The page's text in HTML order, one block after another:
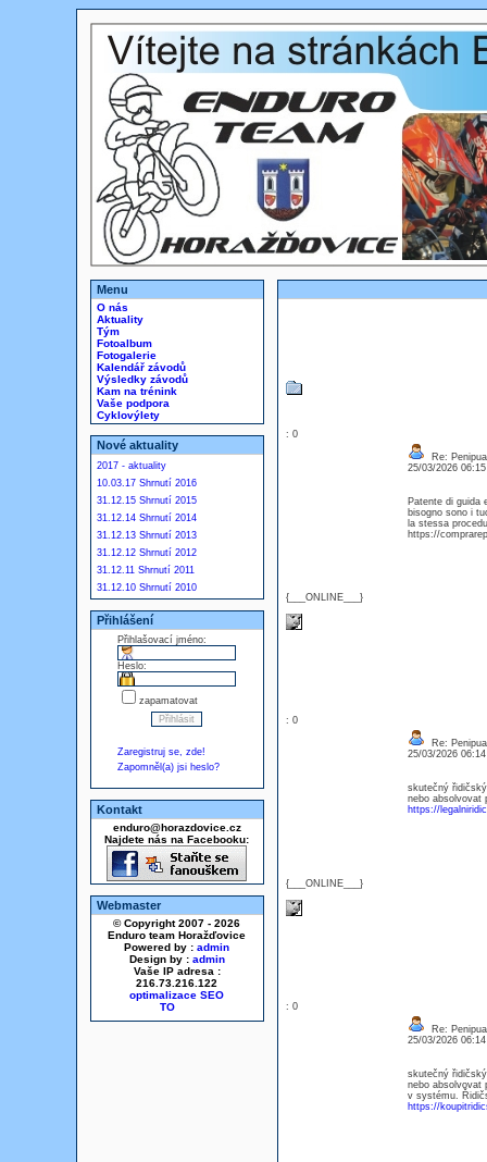
Menu
O nás
Aktuality
Tým
Fotoalbum
Fotogalerie
Kalendář závodů
Výsledky závodů
Kam na trénink
Vaše podpora
Cyklovýlety
Nové aktuality
2017 - aktuality
10.03.17 Shrnutí 2016
31.12.15 Shrnutí 2015
31.12.14 Shrnutí 2014
31.12.13 Shrnutí 2013
31.12.12 Shrnutí 2012
31.12.11 Shrnutí 2011
31.12.10 Shrnutí 2010
Přihlášení
Přihlašovací jméno:
Heslo:
zapamatovat
Zaregistruj se, zde!
Zapomněl(a) jsi heslo?
Kontakt
enduro@horazdovice.cz
Najdete nás na Facebooku:
Webmaster
© Copyright 2007 - 2026
Enduro team Horažďovice
Powered by : admin
Design by : admin
Vaše IP adresa :
216.73.216.122
optimalizace SEO
: 0
{___ONLINE___}
Re:
25/03/2026
Patente di guida
bisogno sono i
la stessa
https://
: 0
{___ONLINE___}
Re:
25/03/2026
skutečný
nebo absolvovat
https://
: 0
Re:
25/03/2026
skutečný
nebo absolvovat
v systému.
https://